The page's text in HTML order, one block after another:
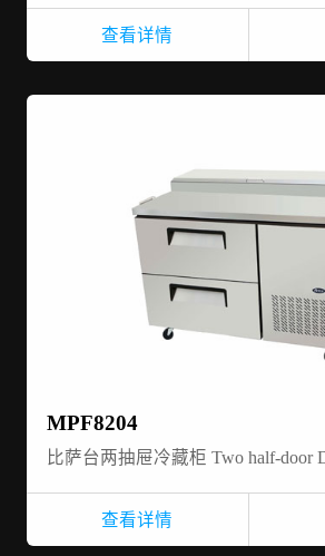
查看详情
MPF8204
查看详情